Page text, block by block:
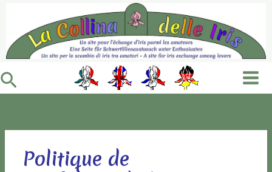
contenuto
Cerca
Politique de